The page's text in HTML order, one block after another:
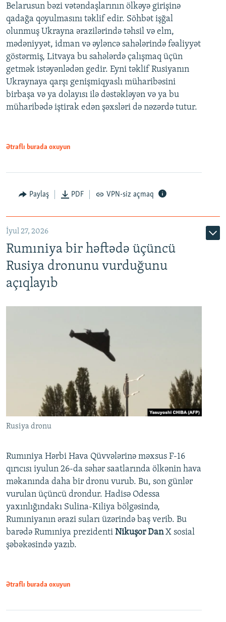
Belarusun bəzi vətəndaşlarının ölkəyə girişinə
qadağa qoyulmasını təklif edir. Söhbət işğal
olunmuş Ukrayna ərazilərində təhsil və elm,
mədəniyyət, idman və əyləncə sahələrində fəaliyyət
göstərmiş, Litvaya bu sahələrdə çalışmaq üçün
getmək istəyənlədən gedir. Eyni təklif Rusiyanın
Ukraynaya qarşı genişmiqyaslı müharibəsini
birbaşa və ya dolayısı ilə dəstəkləyən və ya bu
müharibədə iştirak edən şəxsləri də nəzərdə tutur.
Ətraflı burada oxuyun
Paylaş PDF VPN-siz açmaq
İyul 27, 2026
Rumıniya bir həftədə üçüncü
Rusiya dronunu vurduğunu
açıqlayıb
Rusiya dronu
Rumıniya Hərbi Hava Qüvvələrinə məxsus F-16
qırıcısı iyulun 26-da səhər saatlarında ölkənin hava
məkanında daha bir dronu vurub. Bu, son günlər
vurulan üçüncü drondur. Hadisə Odessa
yaxınlığındakı Sulina-Kiliya bölgəsində,
Rumıniyanın ərazi suları üzərində baş verib. Bu
barədə Rumıniya prezidenti Nikuşor DanX sosial
şəbəkəsində yazıb.
Ətraflı burada oxuyun